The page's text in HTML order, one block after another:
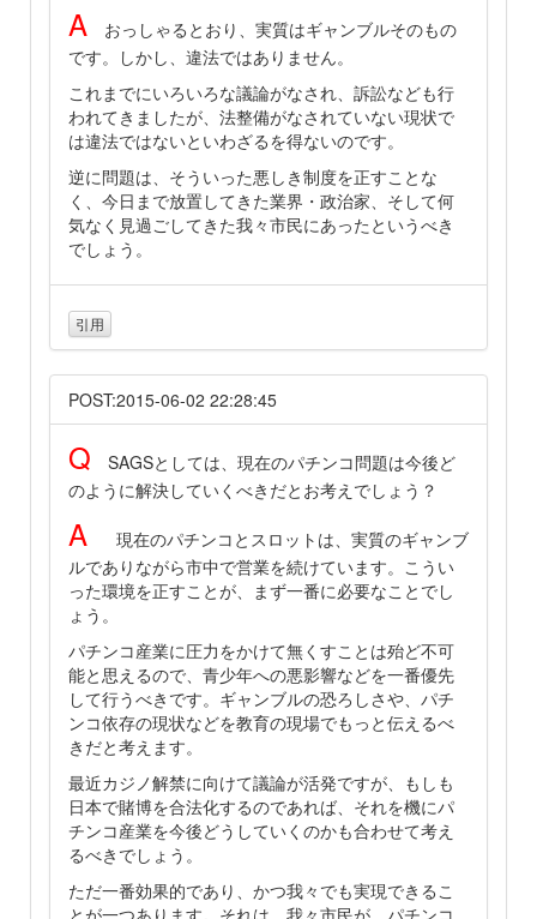
A おっしゃるとおり、実質はギャンブルそのもの
です。しかし、違法ではありません。
これまでにいろいろな議論がなされ、訴訟なども行
われてきましたが、法整備がなされていない現状で
は違法ではないといわざるを得ないのです。
逆に問題は、そういった悪しき制度を正すことな
く、今日まで放置してきた業界・政治家、そして何
気なく見過ごしてきた我々市民にあったというべき
でしょう。
引用
POST:2015-06-02 22:28:45
Q SAGSとしては、現在のパチンコ問題は今後ど
のように解決していくべきだとお考えでしょう？
A
現在のパチンコとスロットは、実質のギャンブ
ルでありながら市中で営業を続けています。こうい
った環境を正すことが、まず一番に必要なことでし
ょう。
パチンコ産業に圧力をかけて無くすことは殆ど不可
能と思えるので、青少年への悪影響などを一番優先
して行うべきです。ギャンブルの恐ろしさや、パチ
ンコ依存の現状などを教育の現場でもっと伝えるべ
きだと考えます。
最近カジノ解禁に向けて議論が活発ですが、もしも
日本で賭博を合法化するのであれば、それを機にパ
チンコ産業を今後どうしていくのかも合わせて考え
るべきでしょう。
ただ一番効果的であり、かつ我々でも実現できるこ
とが一つあります。それは、我々市民が、パチンコ